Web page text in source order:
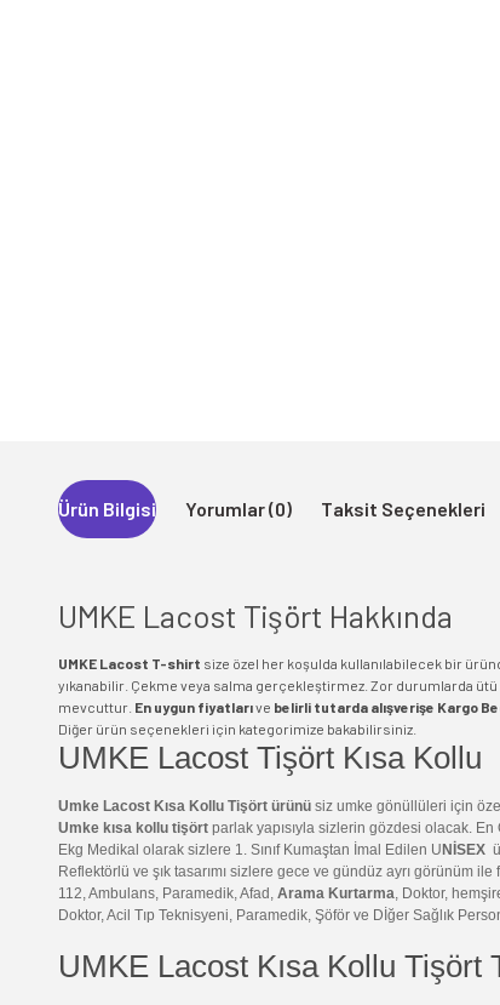
Ürün Bilgisi Yorumlar (0) Taksit Seçenekleri
UMKE Lacost Tişört Hakkında
UMKE Lacost T-shirt size özel her koşulda kullanılabilecek bir
yıkanabilir. Çekme veya salma gerçekleştirmez. Zor durumlarda
mevcuttur. En uygun fiyatlarıve belirli tutarda alışverişe Kargo
Diğer ürün seçenekleri için kategorimize bakabilirsiniz.
UMKE Lacost Tişört Kısa Kollu
Umke Lacost Kısa Kollu Tişört ürünü siz umke gönüllüleri için
Umke kısa kollu tişört parlak yapısıyla sizlerin gözdesi olacak. En
Ekg Medikal olarak sizlere 1. Sınıf Kumaştan İmal Edilen U NİSEX
Reflektörlü ve şık tasarımı sizlere gece ve gündüz ayrı görünüm ile
112, Ambulans, Paramedik, Afad, Arama Kurtarma, Doktor,
Doktor, Acil Tıp Teknisyeni, Paramedik, Şöför ve Dİğer Sağlık
UMKE Lacost Kısa Kollu Tişört